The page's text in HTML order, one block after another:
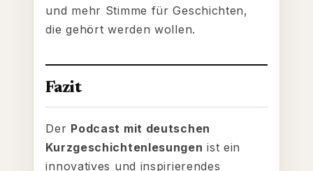
und mehr Stimme für Geschichten,
die gehört werden wollen.
Fazit
Der Podcast mit deutschen
Kurzgeschichtenlesungen ist ein
innovatives und inspirierendes